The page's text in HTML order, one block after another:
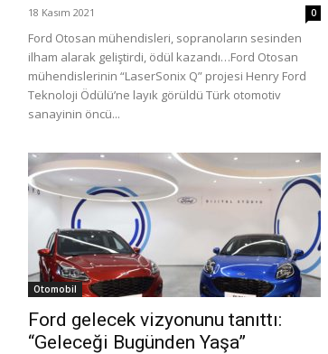
18 Kasım 2021 0
Ford Otosan mühendisleri, sopranoların sesinden
ilham alarak geliştirdi, ödül kazandı…Ford Otosan
mühendislerinin “LaserSonix Q” projesi Henry Ford
Teknoloji Ödülü’ne layık görüldü Türk otomotiv
sanayinin öncü...
Otomobil
Ford gelecek vizyonunu tanıttı:
“Geleceği Bugünden Yaşa”